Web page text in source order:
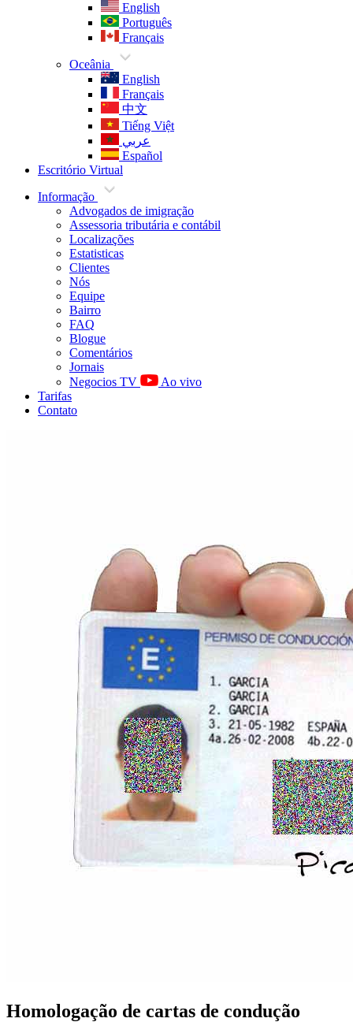
English
Português
Français
Oceânia
English
Français
中文
Tiếng Việt
عربي
Español
Escritório Virtual
Informação
Advogados de imigração
Assessoria tributária e contábil
Localizações
Estatisticas
Clientes
Nós
Equipe
Bairro
FAQ
Blogue
Comentários
Jornais
Negocios TV
Ao vivo
Tarifas
Contato
Homologação de cartas de condução